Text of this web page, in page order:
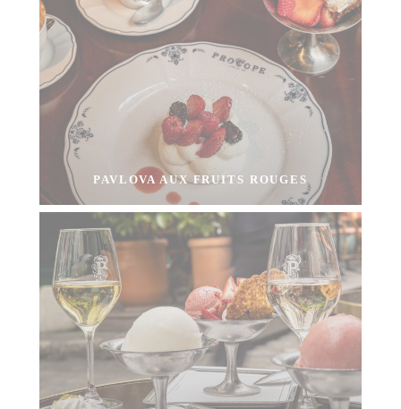
PAVLOVA AUX FRUITS ROUGES